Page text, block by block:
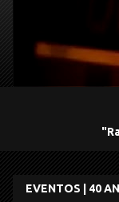
EVENTOS | 40